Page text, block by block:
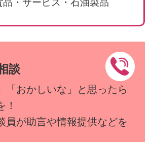
品・サービス・石油製品
談
「おかしいな」と思ったら
！
員が助言や情報提供などを